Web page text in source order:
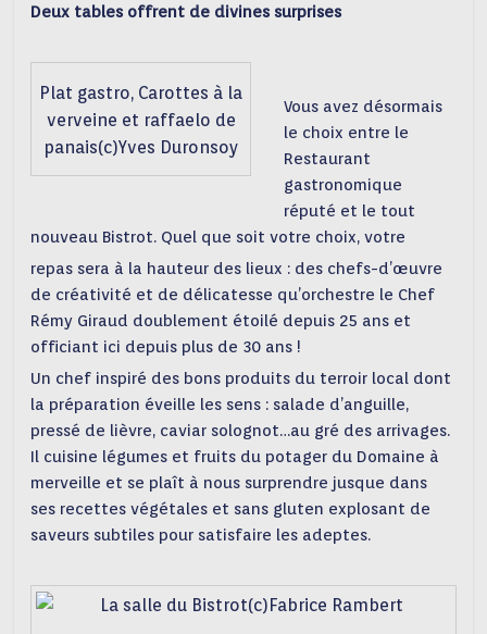
Deux tables offrent de divines surprises
Plat gastro, Carottes à la
verveine et raffaelo de
panais(c)Yves Duronsoy
Vous avez désormais
le choix entre le
Restaurant
gastronomique
réputé et le tout
nouveau Bistrot. Quel que soit votre choix, votre
repas sera à la hauteur des lieux : des chefs-d’œuvre
de créativité et de délicatesse qu’orchestre le Chef
Rémy Giraud doublement étoilé depuis 25 ans et
officiant ici depuis plus de 30 ans !
Un chef inspiré des bons produits du terroir local dont
la préparation éveille les sens : salade d’anguille,
pressé de lièvre, caviar solognot…au gré des arrivages.
Il cuisine légumes et fruits du potager du Domaine à
merveille et se plaît à nous surprendre jusque dans
ses recettes végétales et sans gluten explosant de
saveurs subtiles pour satisfaire les adeptes.